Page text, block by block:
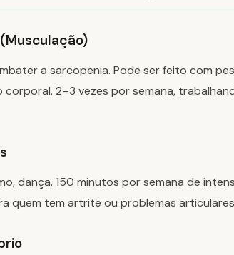
a sarcopenia. Pode ser feito com
2–3 vezes por semana,
dança. 150 minutos por semana de
quem tem artrite ou problemas